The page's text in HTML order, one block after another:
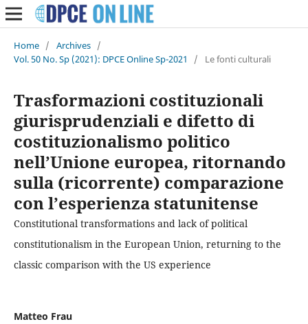
Home / Archives /
Vol. 50 No. Sp (2021): DPCE Online Sp-2021
/ Le fonti culturali
Trasformazioni costituzionali
giurisprudenziali e difetto di
costituzionalismo politico
nell’Unione europea, ritornando
sulla (ricorrente) comparazione
con l’esperienza statunitense
Constitutional transformations and lack of political
constitutionalism in the European Union, returning to the
classic comparison with the US experience
Matteo Frau